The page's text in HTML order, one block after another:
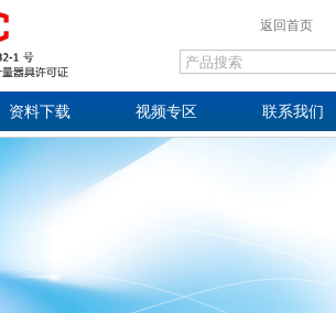
返回首页
资料下载 视频专区 联系我们